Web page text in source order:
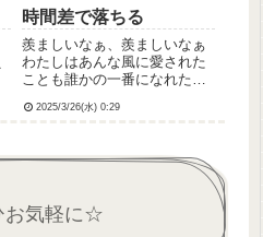
時間差で落ちる
羨ましいなぁ、羨ましいなぁ
わたしはあんな風に愛された
ことも誰かの一番になれたこ
ないだろうからなるべくはや
2025/3/26(水) 0:29
お気軽に☆